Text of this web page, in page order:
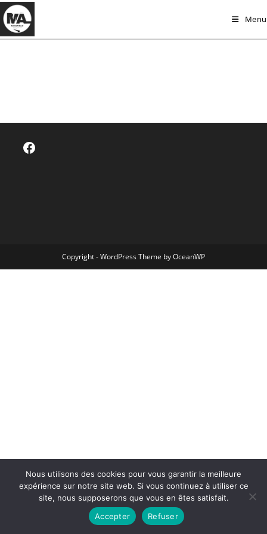
Skip
to
content
Menu
Facebook
Copyright - WordPress Theme by OceanWP
Nous utilisons des cookies pour vous garantir la meilleure
expérience sur notre site web. Si vous continuez à utiliser ce
site, nous supposerons que vous en êtes satisfait.
Accepter
Refuser